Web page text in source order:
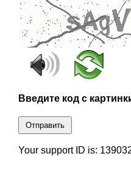
Введите код с
Отправить
Your support ID is: